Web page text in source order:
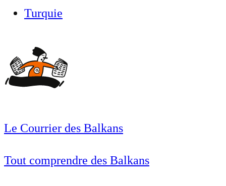
Turquie
Le Courrier des Balkans
Tout comprendre des Balkans